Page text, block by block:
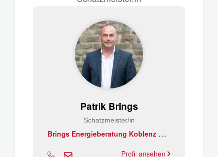
Patrik Brings
Schatzmeister/in
B
rings Energieberatung Koblenz GmbH
Profil ansehen